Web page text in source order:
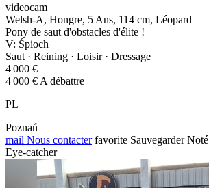
videocam
Welsh-A, Hongre, 5 Ans, 114 cm, Léopard
Pony de saut d'obstacles d'élite !
V: Śpioch
Saut · Reining · Loisir · Dressage
4 000 €
4 000 € A débattre
PL
Poznań
mail Nous contacter favorite Sauvegarder Noté
Eye-catcher